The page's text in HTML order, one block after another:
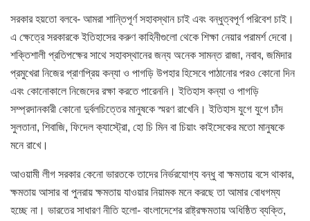
সরকার হয়তো বলবে- আমরা শান্তিপূর্ণ সহাবস্থান চাই এবং বন্ধুত্বপূর্ণ পরিবেশ চাই।
এ ক্ষেত্রে সরকারকে ইতিহাসের করুণ কাহিনীগুলো থেকে শিক্ষা নেয়ার পরামর্শ দেবো।
শক্তিশালী প্রতিপক্ষের সাথে সহাবস্থানের জন্য অনেক সামন্ত রাজা, নবাব, জমিদার
প্রমুখেরা নিজের প্রাণপ্রিয় কন্যা ও পাগড়ি উপহার হিসেবে পাঠানোর পরও কোনো দিন
এবং কোনোকালে নিজেদের রক্ষা করতে পারেননি। ইতিহাস কন্যা ও পাগড়ি
সম্প্রদানকারী কোনো দুর্বলচিত্তের মানুষকে স্মরণ রাখেনি। ইতিহাস যুগে যুগে চাঁদ
সুলতানা, শিবাজি, ফিদেল ক্যাস্ট্রো, হো চি মিন বা চিয়াং কাইসেকের মতো মানুষকে
মনে রাখে।
আওয়ামী লীগ সরকার কেনো ভারতকে তাদের নির্ভরযোগ্য বন্ধু বা ক্ষমতায় বসে থাকার,
ক্ষমতায় আসার বা পুনরায় ক্ষমতায় যাওয়ার নিয়ামক মনে করছে তা আমার বোধগম্য
হচ্ছে না। ভারতের সাধারণ নীতি হলো- বাংলাদেশের রাষ্ট্রক্ষমতায় অধিষ্ঠিত ব্যক্তি,